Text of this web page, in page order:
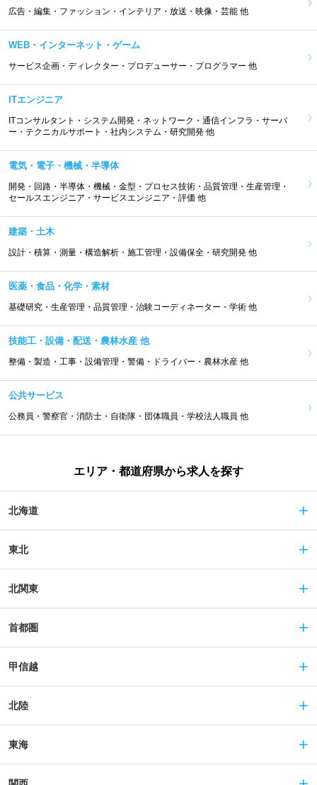
広告・編集・ファッション・インテリア・放送・映像・芸能 他
WEB・インターネット・ゲーム
サービス企画・ディレクター・プロデューサー・プログラマー 他
ITエンジニア
ITコンサルタント・システム開発・ネットワーク・通信インフラ・サーバ
ー・テクニカルサポート・社内システム・研究開発 他
電気・電子・機械・半導体
開発・回路・半導体・機械・金型・プロセス技術・品質管理・生産管理・
セールスエンジニア・サービスエンジニア・評価 他
建築・土木
設計・積算・測量・構造解析・施工管理・設備保全・研究開発 他
医薬・食品・化学・素材
基礎研究・生産管理・品質管理・治験コーディネーター・学術 他
技能工・設備・配送・農林水産 他
整備・製造・工事・設備管理・警備・ドライバー・農林水産 他
公共サービス
公務員・警察官・消防士・自衛隊・団体職員・学校法人職員 他
エリア・都道府県から求人を探す
北海道
東北
北関東
首都圏
甲信越
北陸
東海